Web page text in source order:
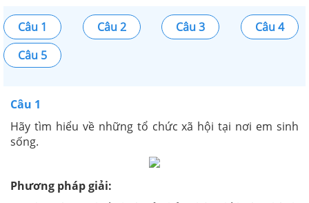
Câu 1 Câu 2 Câu 3
Câu 4
Câu 5
Câu 1
Hãy tìm hiểu về những tổ chức xã hội tại nơi em sinh
sống.
Phương pháp giải: